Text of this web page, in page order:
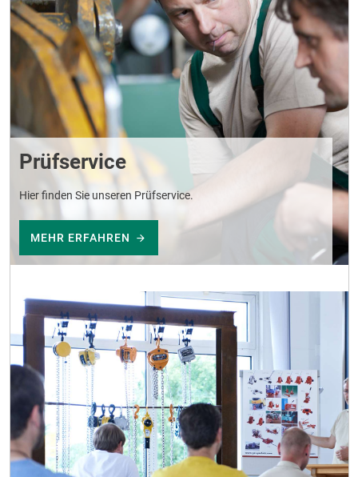
Prüfservice
Hier finden Sie unseren Prüfservice.
MEHR ERFAHREN